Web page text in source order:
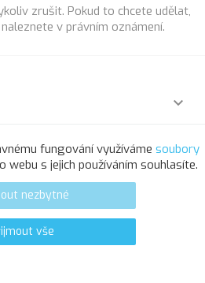
zrušit. Pokud to chcete udělat,
v právním oznámení.


fungování využíváme soubory
webu s jejich používáním souhlasíte.
nezbytné
vše
s r.o.